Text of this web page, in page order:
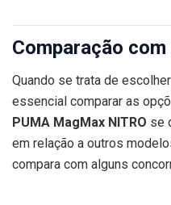
Comparação
Quando se trata de
essencial comparar as
PUMA MagMax NITRO se
em relação a outros
compara com alguns